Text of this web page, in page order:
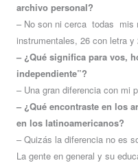
archivo personal?
– No son ni cerca todas mis
instrumentales, 26 con letra y
– ¿Qué significa para vos,
independiente”?
– Una gran diferencia con mi
– ¿Qué encontraste en los
en los latinoamericanos?
– Quizás la diferencia no es
La gente en general y su